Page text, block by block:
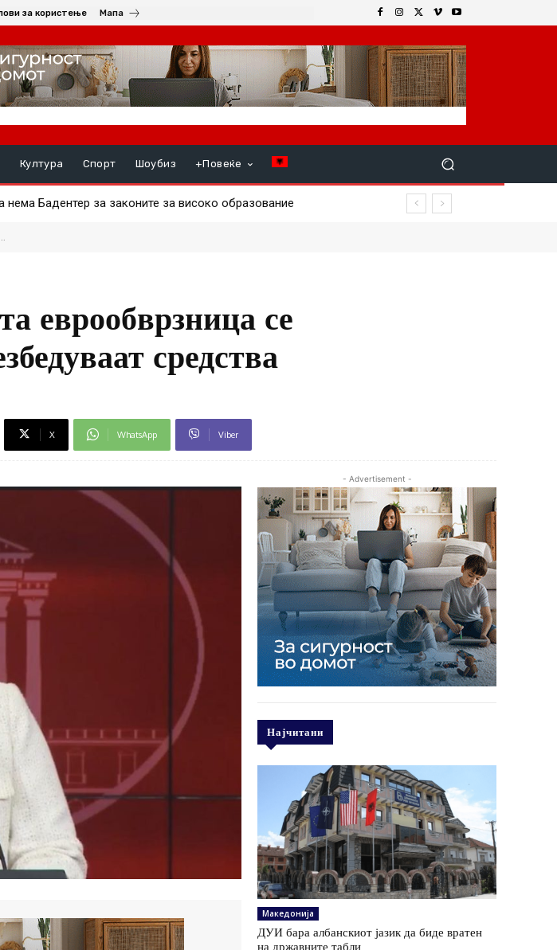
за користење Мапа
Култура Спорт Шоубиз +Повеќе
Бадентер за законите за високо образование
за итна акција на сите институции
еврообврзница се
средства
X WhatsApp Viber
- Advertisement -
Најчитани
Македонија
ДУИ бара албанскиот јазик да биде вратен
на државните табли